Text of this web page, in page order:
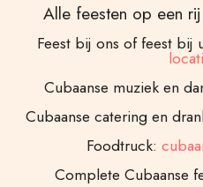
Alle feesten op een
Feest bij ons of feest bij
Cubaanse muziek en
Cubaanse catering en
Foodtruck:
Complete Cubaanse